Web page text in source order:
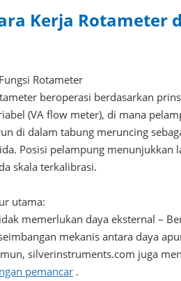
Kerja Rotameter
Rotameter
beroperasi berdasarkan
(VA flow meter), di mana
di dalam tabung meruncing
Posisi pelampung menunjukkan
skala terkalibrasi.
utama:
memerlukan daya eksternal –
mekanis antara daya
silverinstruments.com juga
pemancar .